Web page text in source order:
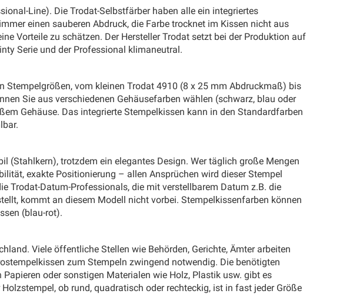
Line). Die Trodat-Selbstfärber haben alle ein integriertes
einen sauberen Abdruck, die Farbe trocknet im Kissen nicht aus
Vorteile zu schätzen. Der Hersteller Trodat setzt bei der Produktion auf
Serie und der Professional klimaneutral.
vom kleinen Trodat 4910 (8 x 25 mm Abdruckmaß) bis
Sie aus verschiedenen Gehäusefarben wählen (schwarz, blau oder
Gehäuse. Das integrierte Stempelkissen kann in den Standardfarben
(Stahlkern), trotzdem ein elegantes Design. Wer täglich große Mengen
exakte Positionierung – allen Ansprüchen wird dieser Stempel
Trodat-Datum-Professionals, die mit verstellbarem Datum z.B. die
kommt an diesem Modell nicht vorbei. Stempelkissenfarben können
(blau-rot).
Viele öffentliche Stellen wie Behörden, Gerichte, Ämter arbeiten
zum Stempeln zwingend notwendig. Die benötigten
oder sonstigen Materialen wie Holz, Plastik usw. gibt es
ob rund, quadratisch oder rechteckig, ist in fast jeder Größe